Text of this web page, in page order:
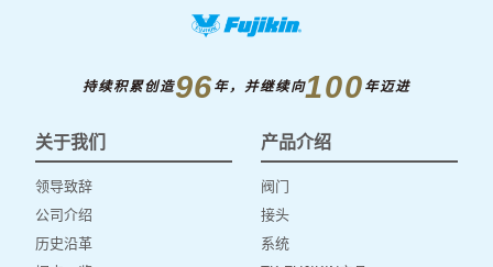
持续积累创造96 年，并继续向100 年迈进
关于我们
领导致辞
公司介绍
历史沿革
产品介绍
阀门
接头
系统